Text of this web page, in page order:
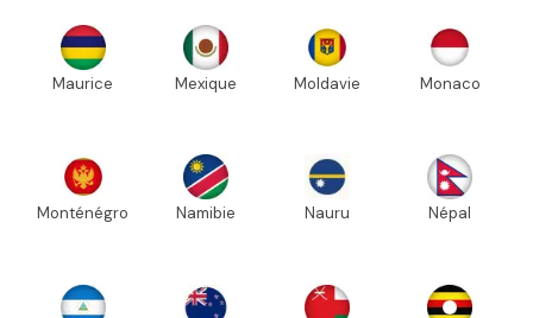
Maurice Mexique Moldavie Monaco
Monténégro Namibie Nauru Népal